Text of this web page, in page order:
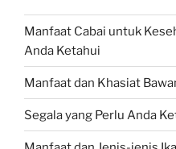
Manfaat Cabai untuk
Anda Ketahui
Manfaat dan Khasiat
Segala yang Perlu Anda